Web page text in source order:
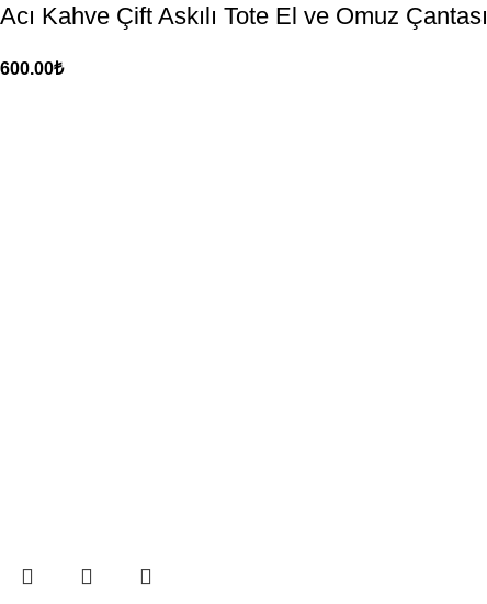
Acı Kahve Çift Askılı Tote El ve Omuz Çantası
600.00₺